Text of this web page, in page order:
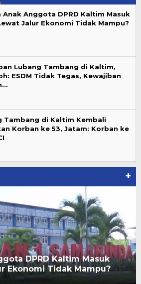
Anak Anggota DPRD Kaltim Masuk
Jalur Ekonomi Tidak Mampu?
Lubang Tambang di Kaltim,
ESDM Tidak Tegas, Kewajiban
Tambang di Kaltim Kembali
Korban ke 53, Jatam: Korban ke
+
di Kaltim Kembali Memakan
Korban ke 4 PT ECI